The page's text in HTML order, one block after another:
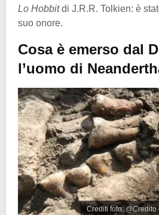
Lo Hobbitdi J.R.R. Tolkien: è
suo onore.
Cosa è emerso dal
l’uomo di
Crediti foto: